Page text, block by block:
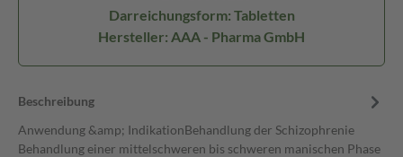
Darreichungsform: Tabletten
Hersteller: AAA - Pharma GmbH
Beschreibung
Anwendung &amp; IndikationBehandlung der Schizophrenie
Behandlung einer mittelschweren bis schweren manischen Phase